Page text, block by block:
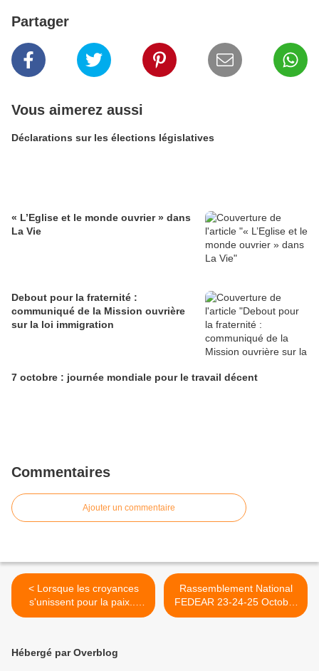
Partager
Vous aimerez aussi
Déclarations sur les élections législatives
« L’Eglise et le monde ouvrier » dans
La Vie
Debout pour la fraternité :
communiqué de la Mission ouvrière
sur la loi immigration
7 octobre : journée mondiale pour le travail décent
Commentaires
Ajouter un commentaire
< Lorsque les croyances
s'unissent pour la paix...
Cette vidéo "Ave Maria,
monde.
Rassemblement National
FEDEAR 23-24-25 Octobre
2015 Cité Saint Pierre -
Hébergé par Overblog